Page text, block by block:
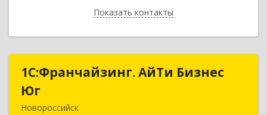
Показать контакты
Назад
1С:Франчайзинг. АйТи Бизнес
Юг
Новороссийск
1С:Франчайзинг. АйТи Бизнес